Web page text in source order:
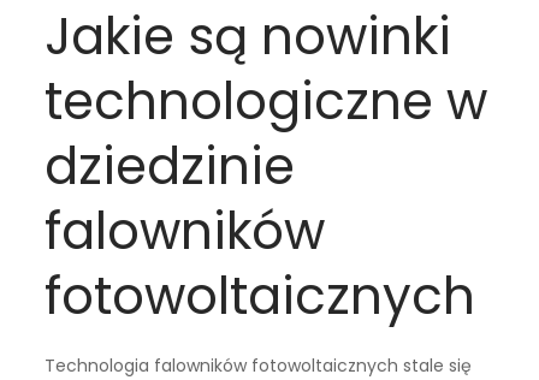
Jakie są nowinki
technologiczne w
dziedzinie
falowników
fotowoltaicznych
Technologia falowników fotowoltaicznych stale się